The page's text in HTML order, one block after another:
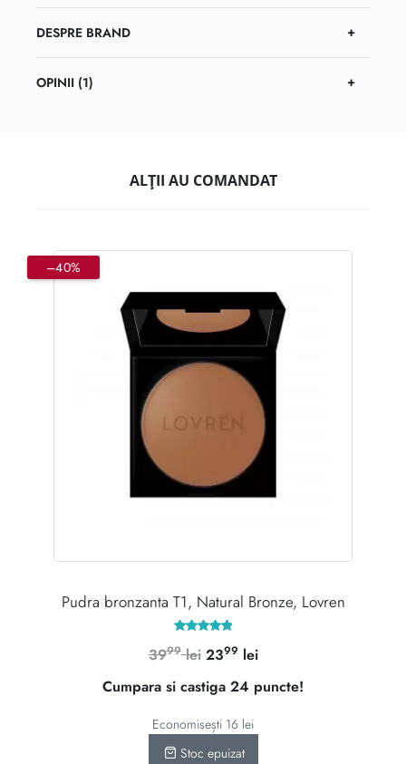
DESPRE BRAND
OPINII (1)
ALȚII AU COMANDAT
–40%
Pudra bronzanta T1, Natural Bronze, Lovren
5.00
3999 lei Prețul
inițial
a
fost:
3999 lei.
2399 leiPrețul
este:
Cumpara si castiga 24 puncte!
Economisești 16 lei
Stoc epuizat